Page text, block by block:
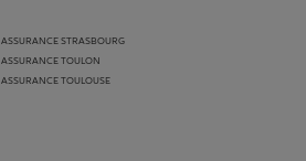
ASSURANCE STRASBOURG
ASSURANCE TOULON
ASSURANCE TOULOUSE